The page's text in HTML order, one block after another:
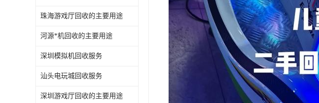
珠海游戏厅回收的主要用途
河源*机回收的主要用途
深圳模拟机回收服务
汕头电玩城回收服务
深圳游戏厅回收的主要用途